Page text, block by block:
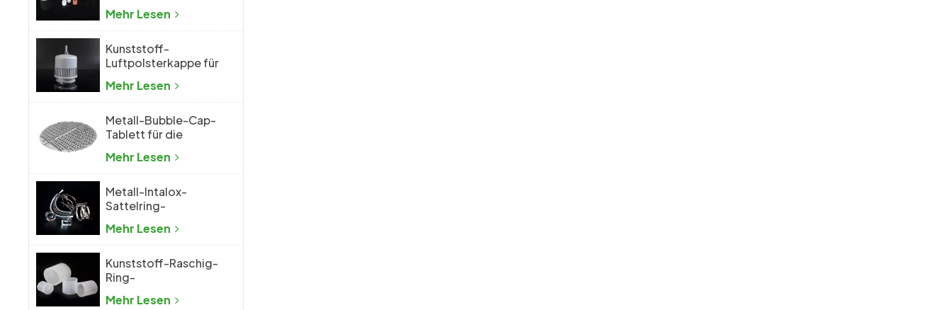
Mehr Lesen
Kunststoff-
Luftpolsterkappe für
Industrie
Mehr Lesen
Metall-Bubble-Cap-
Tablett für die
Mehr Lesen
Metall-Intalox-
Sattelring-
Mehr Lesen
Kunststoff-Raschig-
Ring-
Mehr Lesen